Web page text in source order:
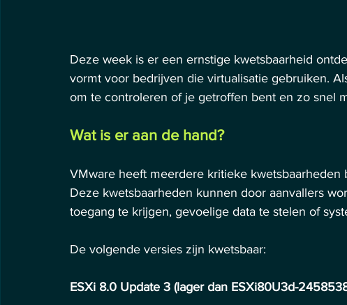
Deze week is er een ernstige kwetsbaarheid
vormt voor bedrijven die virtualisatie gebruiken.
om te controleren of je getroffen bent en zo snel
Wat is er aan de hand?
VMware heeft meerdere kritieke kwetsbaarheden
Deze kwetsbaarheden kunnen door aanvallers
toegang te krijgen, gevoelige data te stelen of
De volgende versies zijn kwetsbaar:
ESXi 8.0 Update 3 (lager dan ESXi80U3d-